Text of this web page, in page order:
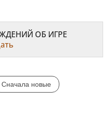
ОБ ИГРЕ
Сначала новые